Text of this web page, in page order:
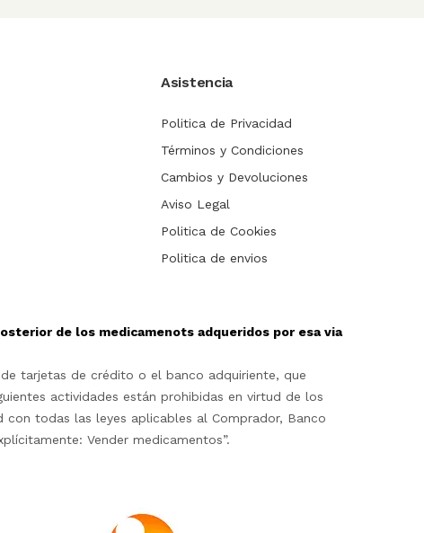
Asistencia
Politica de Privacidad
Términos y Condiciones
Cambios y Devoluciones
Aviso Legal
Politica de Cookies
Politica de envios
de los medicamenots adqueridos por esa via
tarjetas de crédito o el banco adquiriente, que
actividades están prohibidas en virtud de los
todas las leyes aplicables al Comprador, Banco
Vender medicamentos”.